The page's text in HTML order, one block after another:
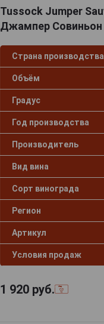
Tussock Jumper
Джампер Совиньон
Страна производства
Объём
Градус
Год производства
Производитель
Вид вина
Сорт винограда
Регион
Артикул
Условия продаж
1 920руб.